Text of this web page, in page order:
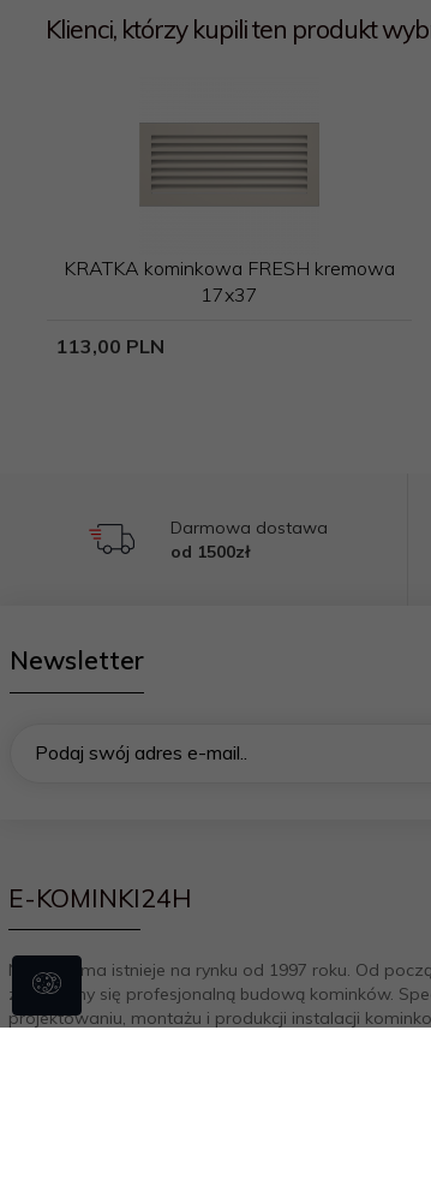
Klienci, którzy kupili ten produkt
KRATKA kominkowa FRESH kremowa
17x37
113,00 PLN
Darmowa dostawa
od 1500zł
Newsletter
Podaj swój adres e-mail..
E-KOMINKI24H
Nasza firma istnieje na rynku od 1997 roku. Od
zajmujemy się profesjonalną budową kominków.
projektowaniu, montażu i produkcji instalacji